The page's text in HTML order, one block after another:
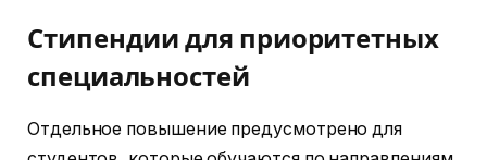
Стипендии для приоритетных
специальностей
Отдельное повышение предусмотрено для